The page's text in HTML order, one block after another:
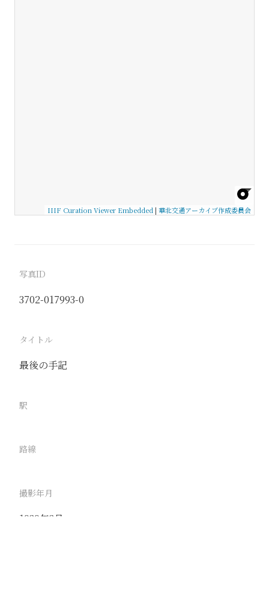
IIIF Curation Viewer Embedded | 華北交通アーカイブ作成委員会
写真ID
3702-017993-0
タイトル
最後の手記
駅
路線
撮影年月
1939年3月